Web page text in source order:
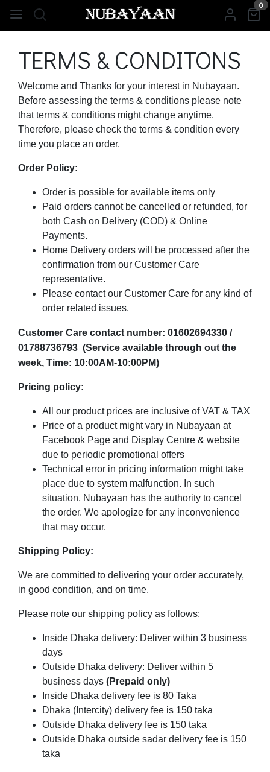
0
TERMS & CONDITONS
Welcome and Thanks for your interest in Nubayaan.
Before assessing the terms & conditions please note
that terms & conditions might change anytime.
Therefore, please check the terms & condition every
time you place an order.
Order Policy:
Order is possible for available items only
Paid orders cannot be cancelled or refunded, for
both Cash on Delivery (COD) & Online
Payments.
Home Delivery orders will be processed after the
confirmation from our Customer Care
representative.
Please contact our Customer Care for any kind of
order related issues.
Customer Care contact number: 01602694330 /
01788736793 (Service available through out the
week, Time: 10:00AM-10:00PM)
Pricing policy:
All our product prices are inclusive of VAT & TAX
Price of a product might vary in Nubayaan at
Facebook Page and Display Centre & website
due to periodic promotional offers
Technical error in pricing information might take
place due to system malfunction. In such
situation, Nubayaan has the authority to cancel
the order. We apologize for any inconvenience
that may occur.
Shipping Policy:
We are committed to delivering your order accurately,
in good condition, and on time.
Please note our shipping policy as follows:
Inside Dhaka delivery: Deliver within 3 business
days
Outside Dhaka delivery: Deliver within 5
business days (Prepaid only)
Inside Dhaka delivery fee is 80 Taka
Dhaka (Intercity) delivery fee is 150 taka
Outside Dhaka delivery fee is 150 taka
Outside Dhaka outside sadar delivery fee is 150
taka